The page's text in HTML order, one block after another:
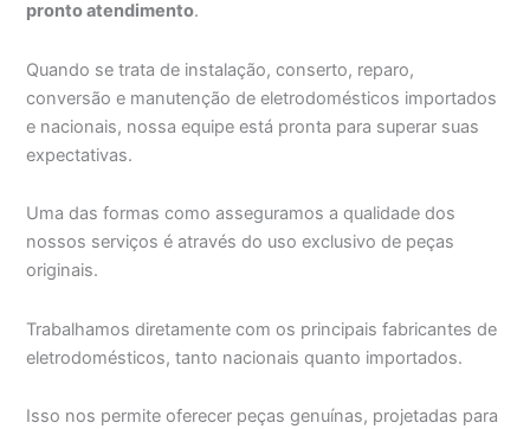
pronto atendimento.
Quando se trata de instalação, conserto, reparo,
conversão e manutenção de eletrodomésticos importados
e nacionais, nossa equipe está pronta para superar suas
expectativas.
Uma das formas como asseguramos a qualidade dos
nossos serviços é através do uso exclusivo de peças
originais.
Trabalhamos diretamente com os principais fabricantes de
eletrodomésticos, tanto nacionais quanto importados.
Isso nos permite oferecer peças genuínas, projetadas para